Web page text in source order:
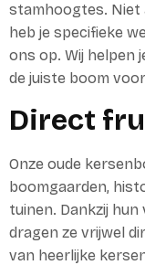
stamhoogtes. Niet
heb je specifieke
ons op. Wij helpen
de juiste boom
Direct
Onze oude
boomgaarden,
tuinen. Dankzij
dragen ze vrijwel
van heerlijke